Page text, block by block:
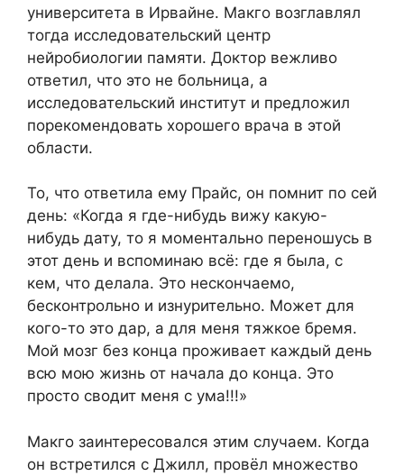
университета в Ирвайне. Макго возглавлял
тогда исследовательский центр
нейробиологии памяти. Доктор вежливо
ответил, что это не больница, а
исследовательский институт и предложил
порекомендовать хорошего врача в этой
области.
То, что ответила ему Прайс, он помнит по сей
день: «Когда я где-нибудь вижу какую-
нибудь дату, то я моментально переношусь в
этот день и вспоминаю всё: где я была, с
кем, что делала. Это нескончаемо,
бесконтрольно и изнурительно. Может для
кого-то это дар, а для меня тяжкое бремя.
Мой мозг без конца проживает каждый день
всю мою жизнь от начала до конца. Это
просто сводит меня с ума!!!»
Макго заинтересовался этим случаем. Когда
он встретился с Джилл, провёл множество